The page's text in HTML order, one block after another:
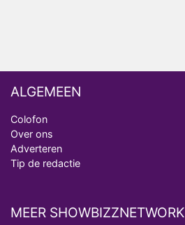
ALGEMEEN
Colofon
Over ons
Adverteren
Tip de redactie
MEER SHOWBIZZNETWORK